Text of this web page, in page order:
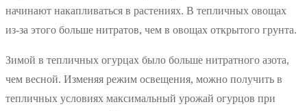
начинают накапливаться в растениях. В тепличных овощах
из-за этого больше нитратов, чем в овощах открытого грунта.
Зимой в тепличных огурцах было больше нитратного азота,
чем весной. Изменяя режим освещения, можно получить в
тепличных условиях максимальный урожай огурцов при